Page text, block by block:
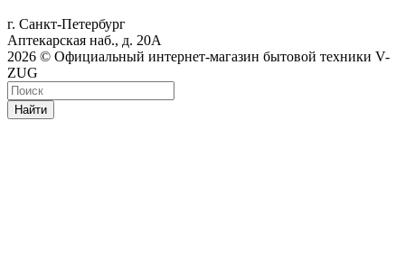
г. Санкт-Петербург
Аптекарская наб., д. 20А
2026 © Официальный интернет-магазин бытовой техники V-
ZUG
Найти